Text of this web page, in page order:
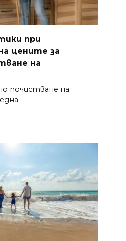
при
цените за
на
почистване на